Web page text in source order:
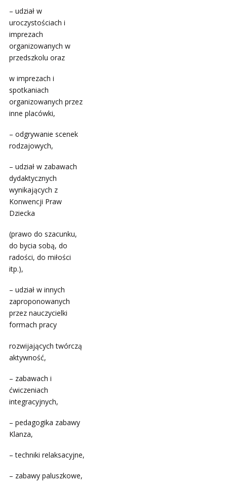
– udział w
uroczystościach i
imprezach
organizowanych w
przedszkolu oraz
w imprezach i
spotkaniach
organizowanych przez
inne placówki,
– odgrywanie scenek
rodzajowych,
– udział w zabawach
dydaktycznych
wynikających z
Konwencji Praw
Dziecka
(prawo do szacunku,
do bycia sobą, do
radości, do miłości
itp.),
– udział w innych
zaproponowanych
przez nauczycielki
formach pracy
rozwijających twórczą
aktywność,
– zabawach i
ćwiczeniach
integracyjnych,
– pedagogika zabawy
Klanza,
– techniki relaksacyjne,
– zabawy paluszkowe,